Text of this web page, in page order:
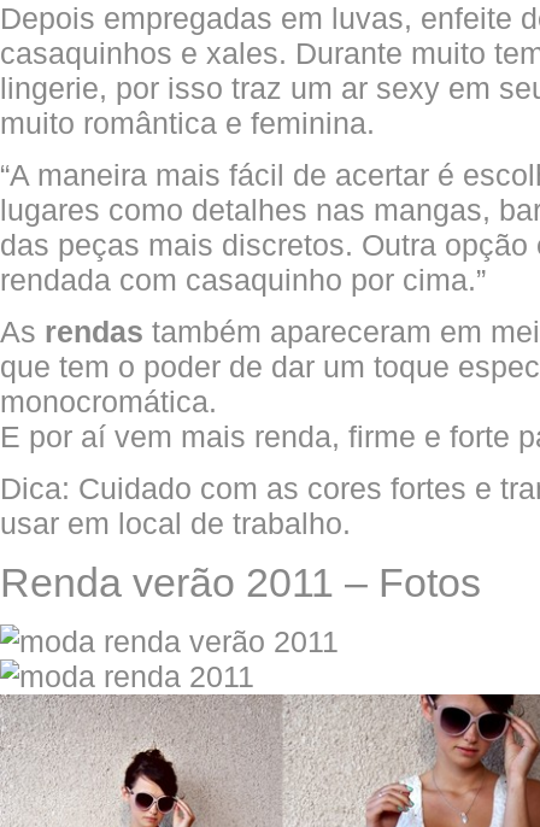
Depois empregadas em luvas, enfeite
casaquinhos e xales. Durante muito
lingerie, por isso traz um ar sexy em
muito romântica e feminina.
“A maneira mais fácil de acertar é
lugares como detalhes nas mangas,
das peças mais discretos. Outra
rendada com casaquinho por cima.”
As rendas também apareceram em
que tem o poder de dar um toque
monocromática.
E por aí vem mais renda, firme e forte
Dica: Cuidado com as cores fortes e
usar em local de trabalho.
Renda verão 2011 – Fotos